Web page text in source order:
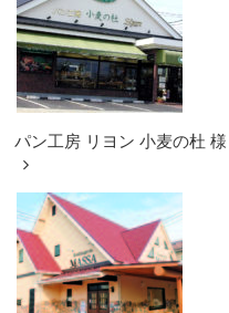
パン工房 リヨン 小麦の杜 様